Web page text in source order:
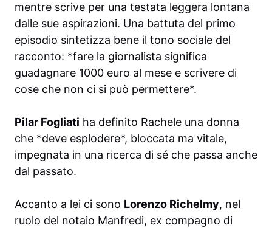
mentre scrive per una testata leggera lontana
dalle sue aspirazioni. Una battuta del primo
episodio sintetizza bene il tono sociale del
racconto: *fare la giornalista significa
guadagnare 1000 euro al mese e scrivere di
cose che non ci si può permettere*.
Pilar Fogliati ha definito Rachele una donna
che *deve esplodere*, bloccata ma vitale,
impegnata in una ricerca di sé che passa anche
dal passato.
Accanto a lei ci sono Lorenzo Richelmy, nel
ruolo del notaio Manfredi, ex compagno di